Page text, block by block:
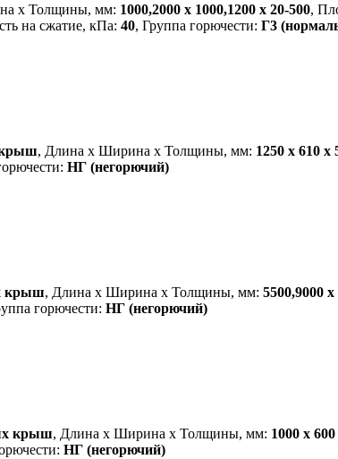
х Толщины, мм: 1000,2000 х 1000,1200 х 20-500,
на сжатие, кПа: 40, Группа горючести: Г3
крыш, Длина х Ширина х Толщины, мм: 1250 х 610 х
НГ (негорючий)
крыш, Длина х Ширина х Толщины, мм: 5500,9000
горючести: НГ (негорючий)
крыш, Длина х Ширина х Толщины, мм: 1000 х
НГ (негорючий)